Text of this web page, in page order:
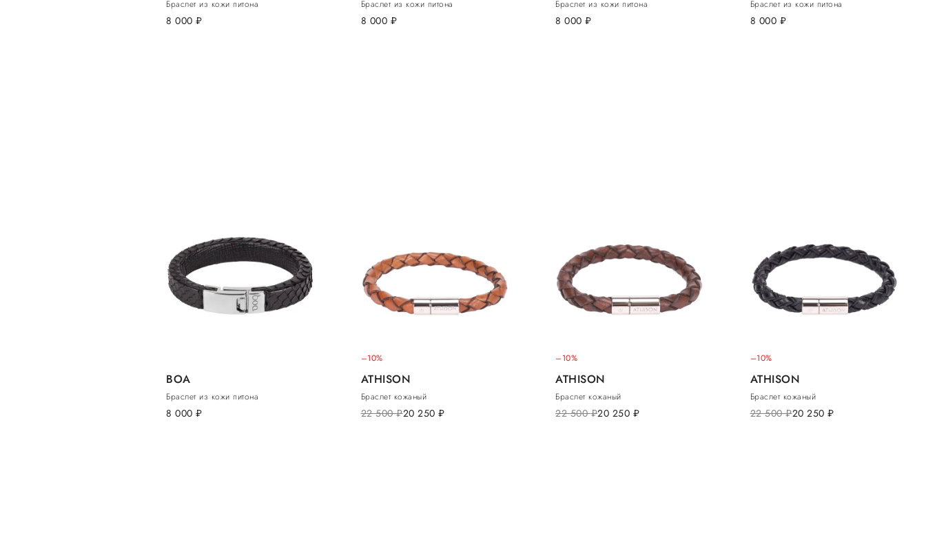
Браслет из кожи питона
8 000 руб.
Браслет из кожи питона
8 000 руб.
Браслет из кожи питона
8 000 руб.
Браслет из кожи питона
8 000 руб.
BOA
Браслет из кожи питона
8 000 руб.
–10%
ATHISON
Браслет кожаный
22 500руб.20 250 руб.
–10%
ATHISON
Браслет кожаный
22 500руб.20 250 руб.
–10%
ATHISON
Браслет кожаный
22 500руб.20 250 руб.